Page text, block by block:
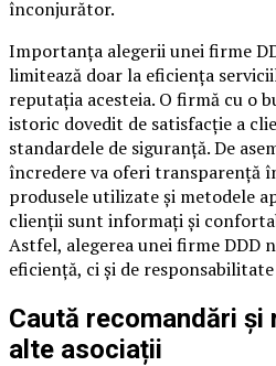
înconjurător.
Importanța alegerii unei firme
limitează doar la eficiența
reputația acesteia. O firmă cu o
istoric dovedit de satisfacție a
standardele de siguranță. De
încredere va oferi transparență
produsele utilizate și metodele
clienții sunt informați și
Astfel, alegerea unei firme DDD
eficiență, ci și de responsabilitate
Caută recomandări și
alte asociații